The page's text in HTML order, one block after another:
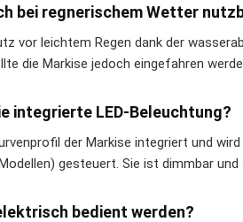
bei regnerischem Wetter
vor leichtem Regen dank der
die Markise jedoch eingefahren
integrierte LED-Beleuchtung?
der Markise integriert und
gesteuert. Sie ist dimmbar
bedient werden?